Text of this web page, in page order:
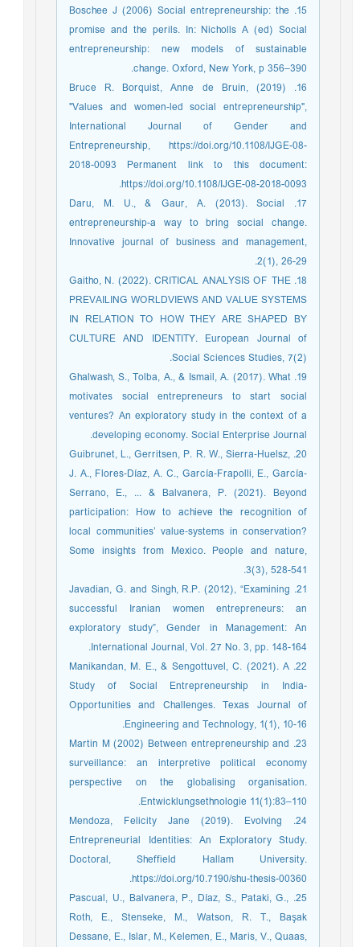
15. Boschee J (2006) Social entrepreneurship: the
promise and the perils. In: Nicholls A (ed) Social
entrepreneurship: new models of sustainable
change. Oxford, New York, p 356–390.
16. Bruce R. Borquist, Anne de Bruin, (2019)
"Values and women-led social entrepreneurship",
International Journal of Gender and
Entrepreneurship, https://doi.org/10.1108/IJGE-08-
2018-0093 Permanent link to this document:
https://doi.org/10.1108/IJGE-08-2018-0093.
17. Daru, M. U., & Gaur, A. (2013). Social
entrepreneurship-a way to bring social change.
Innovative journal of business and management,
2(1), 26-29.
18. Gaitho, N. (2022). CRITICAL ANALYSIS OF THE
PREVAILING WORLDVIEWS AND VALUE SYSTEMS
IN RELATION TO HOW THEY ARE SHAPED BY
CULTURE AND IDENTITY. European Journal of
Social Sciences Studies, 7(2).
19. Ghalwash, S., Tolba, A., & Ismail, A. (2017). What
motivates social entrepreneurs to start social
ventures? An exploratory study in the context of a
developing economy. Social Enterprise Journal.
20. Guibrunet, L., Gerritsen, P. R. W., Sierra‐Huelsz,
J. A., Flores‐Díaz, A. C., García‐Frapolli, E., García‐
Serrano, E., ... & Balvanera, P. (2021). Beyond
participation: How to achieve the recognition of
local communities’ value‐systems in conservation?
Some insights from Mexico. People and nature,
3(3), 528-541.
21. Javadian, G. and Singh, R.P. (2012), “Examining
successful Iranian women entrepreneurs: an
exploratory study”, Gender in Management: An
International Journal, Vol. 27 No. 3, pp. 148-164.
22. Manikandan, M. E., & Sengottuvel, C. (2021). A
Study of Social Entrepreneurship in India-
Opportunities and Challenges. Texas Journal of
Engineering and Technology, 1(1), 10-16.
23. Martin M (2002) Between entrepreneurship and
surveillance: an interpretive political economy
perspective on the globalising organisation.
Entwicklungsethnologie 11(1):83–110.
24. Mendoza, Felicity Jane (2019). Evolving
Entrepreneurial Identities: An Exploratory Study.
Doctoral, Sheffield Hallam University.
https://doi.org/10.7190/shu-thesis-00360.
25. Pascual, U., Balvanera, P., Díaz, S., Pataki, G.,
Roth, E., Stenseke, M., Watson, R. T., Başak
Dessane, E., Islar, M., Kelemen, E., Maris, V., Quaas,